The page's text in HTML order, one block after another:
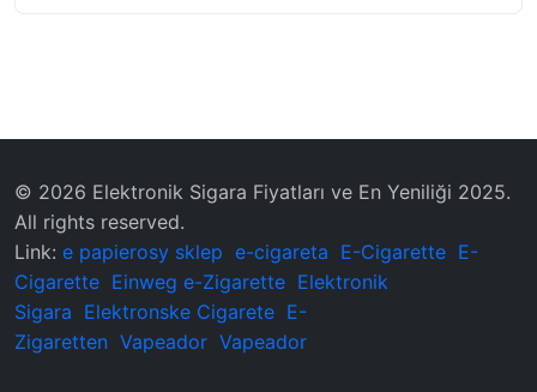
© 2026 Elektronik Sigara Fiyatları ve En Yeniliği 2025.
All rights reserved.
Link: e papierosy sklep e-cigareta E-Cigarette E-
Cigarette Einweg e-Zigarette Elektronik
Sigara Elektronske Cigarete E-
Zigaretten Vapeador Vapeador